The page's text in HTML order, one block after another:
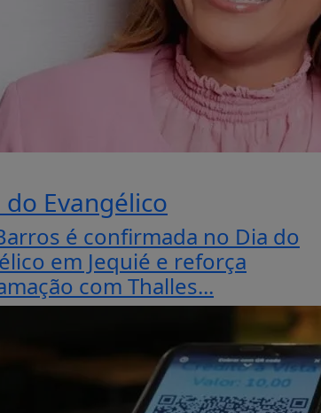
do Evangélico
é confirmada no Dia do
em Jequié e reforça
com Thalles...